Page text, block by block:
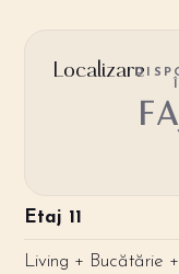
Localizare
Etaj 11
Living + Bucătărie